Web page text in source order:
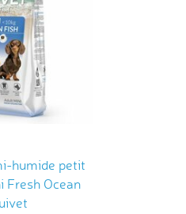
humide petit
Fresh Ocean